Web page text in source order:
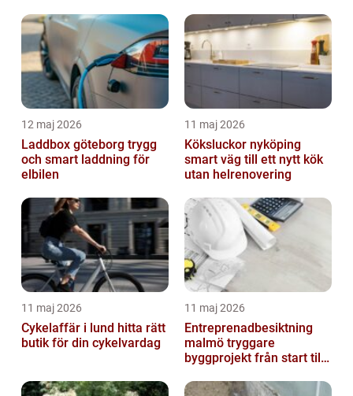
12 maj 2026
Laddbox göteborg trygg
och smart laddning för
elbilen
11 maj 2026
Köksluckor nyköping
smart väg till ett nytt kök
utan helrenovering
11 maj 2026
Cykelaffär i lund hitta rätt
butik för din cykelvardag
11 maj 2026
Entreprenadbesiktning
malmö tryggare
byggprojekt från start till